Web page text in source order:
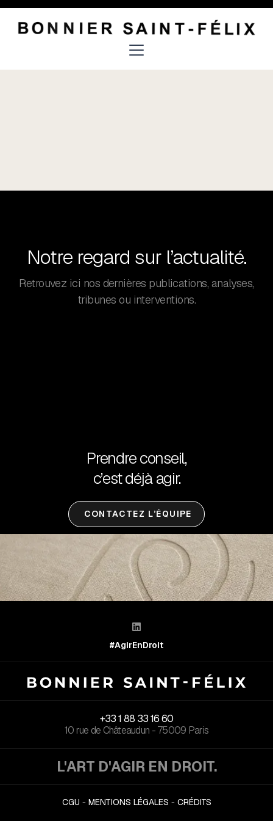
Notre regard sur l’actualité.
Retrouvez ici nos dernières publications, analyses,
tribunes ou interventions.
Prendre conseil,
c’est déjà agir.
CONTACTEZ L’ÉQUIPE

#AgirEnDroit
+33 1 88 33 16 60
10 rue de Châteaudun - 75009 Paris
L'ART D'AGIR EN DROIT.
CGU - MENTIONS LÉGALES - CRÉDITS